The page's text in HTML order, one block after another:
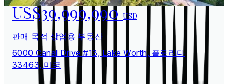
US$39,999,990USD
판매 목적 상업용 부동산
6000 Canal Drive #13, Lake Worth, 플로리다
33463, 미국